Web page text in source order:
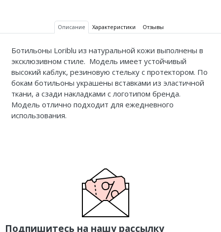
Описание Характеристики Отзывы
Ботильоны Loriblu из натуральной кожи выполнены в
эксклюзивном стиле. Модель имеет устойчивый
высокий каблук, резиновую стельку с протектором. По
бокам ботильоны украшены вставками из эластичной
ткани, а сзади накладками с логотипом бренда.
Модель отлично подходит для ежедневного
использования.
Подпишитесь на нашу рассылку